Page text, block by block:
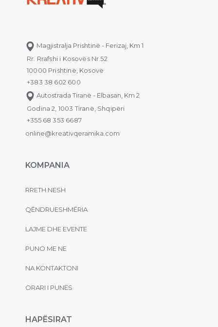
Magjistralja Prishtinë - Ferizaj, Km 1
Rr. Rrafshi i Kosovës Nr.52
10000 Prishtinë, Kosovë
+383 38 602 600
Autostrada Tiranë - Elbasan, Km 2
Godina 2, 1003 Tiranë, Shqipëri
+355 68 353 6687
online@kreativqeramika.com
KOMPANIA
RRETH NESH
QËNDRUESHMËRIA
LAJME DHE EVENTE
PUNO ME NE
NA KONTAKTONI
ORARI I PUNËS
HAPËSIRAT